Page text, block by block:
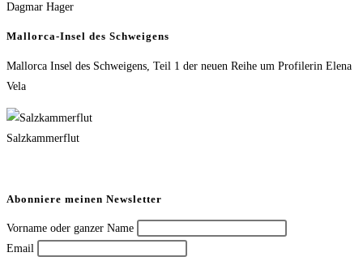
Dagmar Hager
Mallorca-Insel des Schweigens
Mallorca Insel des Schweigens, Teil 1 der neuen Reihe um Profilerin Elena
Vela
Salzkammerflut
Abonniere meinen Newsletter
Vorname oder ganzer Name
Email